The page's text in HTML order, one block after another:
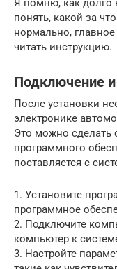
Я помню, как долго
понять, какой за
нормально,
читать инструкцию.
Подключение и
После установки
электронике
Это можно сделать
программного
поставляется с
1. Установите
программное
2. Подключите
компьютер к
3. Настройте